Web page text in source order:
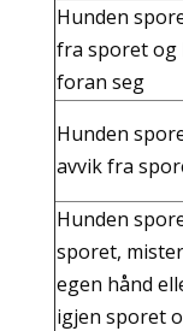
Hunden
fra sporet
foran seg
Hunden
avvik fra
Hunden
sporet,
egen hånd
igjen sporet